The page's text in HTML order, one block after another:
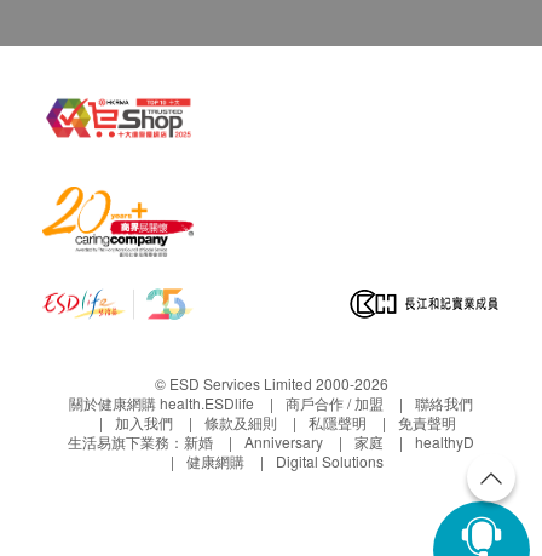
© ESD Services Limited 2000-2026
關於健康網購 health.ESDlife
商戶合作 / 加盟
聯絡我們
加入我們
條款及細則 私隱聲明
免責聲明
生活易旗下業務： 新婚 Anniversary 家庭
healthyD
健康網購
Digital Solutions